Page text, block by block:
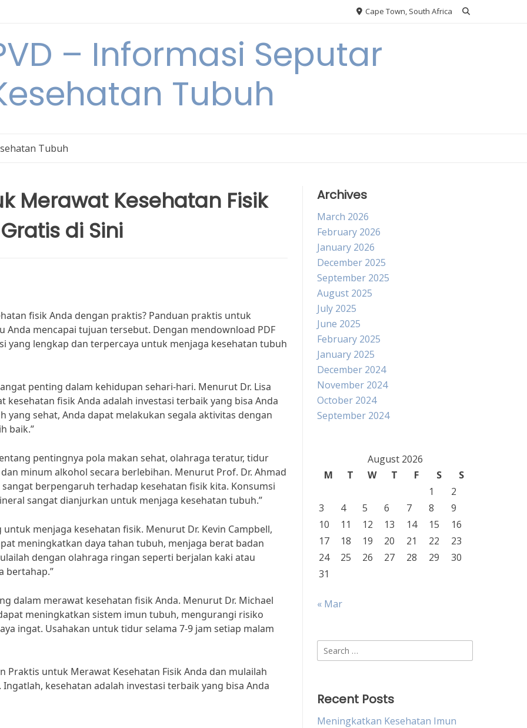
Cape Town, South Africa
– Informasi Seputar
Tubuh
Tubuh
Merawat Kesehatan Fisik
di Sini
fisik Anda dengan praktis? Panduan praktis untuk
mencapai tujuan tersebut. Dengan mendownload PDF
yang lengkap dan terpercaya untuk menjaga kesehatan tubuh
penting dalam kehidupan sehari-hari. Menurut Dr. Lisa
kesehatan fisik Anda adalah investasi terbaik yang bisa Anda
yang sehat, Anda dapat melakukan segala aktivitas dengan
baik.”
pentingnya pola makan sehat, olahraga teratur, tidur
minum alkohol secara berlebihan. Menurut Prof. Dr. Ahmad
berpengaruh terhadap kesehatan fisik kita. Konsumsi
sangat dianjurkan untuk menjaga kesehatan tubuh.”
menjaga kesehatan fisik. Menurut Dr. Kevin Campbell,
meningkatkan daya tahan tubuh, menjaga berat badan
dengan olahraga ringan seperti berjalan kaki atau
bertahap.”
dalam merawat kesehatan fisik Anda. Menurut Dr. Michael
meningkatkan sistem imun tubuh, mengurangi risiko
ingat. Usahakan untuk tidur selama 7-9 jam setiap malam
Praktis untuk Merawat Kesehatan Fisik Anda dan mulailah
kesehatan adalah investasi terbaik yang bisa Anda
Archives
March 2026
February 2026
January 2026
December 2025
September 2025
August 2025
July 2025
June 2025
February 2025
January 2025
December 2024
November 2024
October 2024
September 2024
August 2026
M
T W T F S
S
1
2
3
4 5 6 7 8
9
10
11 12 13 14 15
16
17
18 19 20 21 22
23
24
25 26 27 28 29
30
31
« Mar
Search
for:
Recent Posts
Meningkatkan Kesehatan Imun